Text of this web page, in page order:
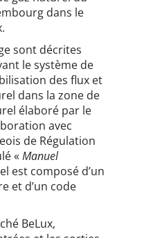
dans le
sont décrites
le système de
des flux et
dans la zone de
élaboré par le
avec
de Régulation
«Manuel
est composé d’un
et d’un code
BeLux,